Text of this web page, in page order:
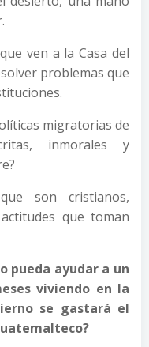
ven a la Casa del
problemas que
migratorias de
inmorales y
son cristianos,
que toman
pueda ayudar a un
viviendo en la
se gastará el